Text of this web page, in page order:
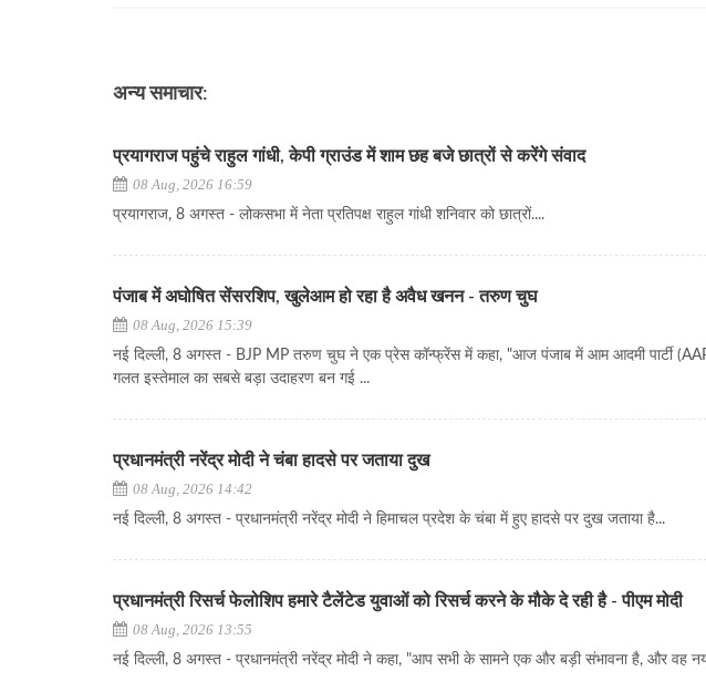
अन्य समाचार:
प्रयागराज पहुंचे राहुल गांधी, केपी ग्राउंड में शाम छह बजे छात्रों से करेंगे संवाद
08 Aug, 2026 16:59
प्रयागराज, 8 अगस्त - लोकसभा में नेता प्रतिपक्ष राहुल गांधी शनिवार को छात्रों....
पंजाब में अघोषित सेंसरशिप, खुलेआम हो रहा है अवैध खनन - तरुण चुघ
08 Aug, 2026 15:39
नई दिल्ली, 8 अगस्त - BJP MP तरुण चुघ ने एक प्रेस कॉन्फ्रेंस में कहा, "आज पंजाब में आम आदमी पार्टी
गलत इस्तेमाल का सबसे बड़ा उदाहरण बन गई ...
प्रधानमंत्री नरेंद्र मोदी ने चंबा हादसे पर जताया दुख
08 Aug, 2026 14:42
नई दिल्ली, 8 अगस्त - प्रधानमंत्री नरेंद्र मोदी ने हिमाचल प्रदेश के चंबा में हुए हादसे पर दुख जताया है...
प्रधानमंत्री रिसर्च फेलोशिप हमारे टैलेंटेड युवाओं को रिसर्च करने के मौके दे रही है - पीएम मोदी
08 Aug, 2026 13:55
नई दिल्ली, 8 अगस्त - प्रधानमंत्री नरेंद्र मोदी ने कहा, "आप सभी के सामने एक और बड़ी संभावना है, और वह